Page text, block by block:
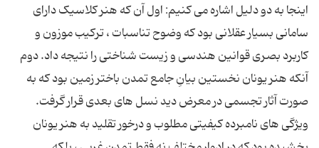
اینجا به دو دلیل اشاره می کنیم: اول آن که هنر کلاسیک دارای
سامانی بسیار عقلانی بود که وضوح تناسبات ، ترکیب موزون و
کاربرد بصری قوانین هندسی و زیست شناختی را نتیجه داد. دوم
آنکه هنر یونان نخستین بیانِ جامع تمدن باختر زمین بود که به
صورت آثار تجسمی در معرض دید نسل های بعدی قرار گرفت.
ویژگی های نامبرده کیفیتی مطلوب و درخور تقلید به هنر یونان